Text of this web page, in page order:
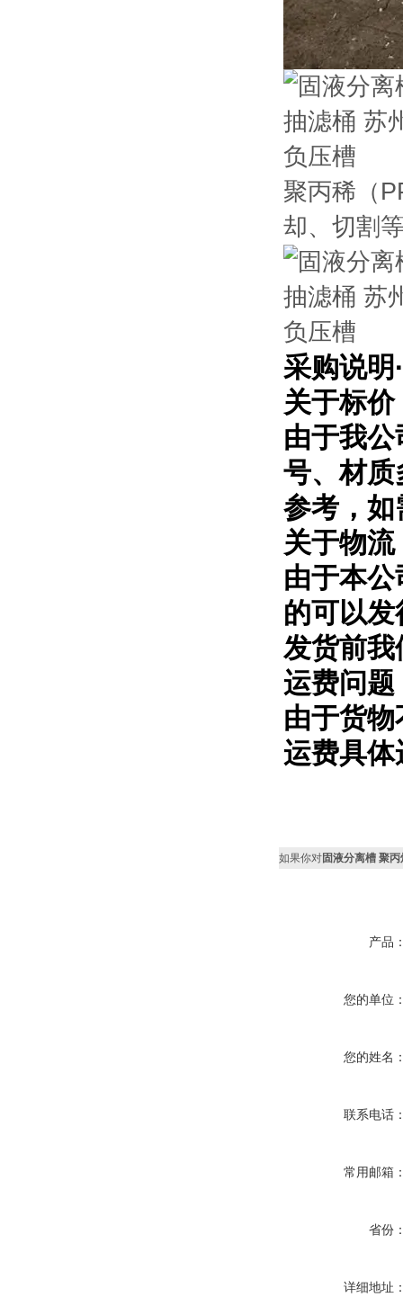
聚丙稀（
却、切割
采购说明 ·
关于标价
由于我
号、材
参考，
关于物流
由于本
的可以
发货前
运费问题
由于货
运费具
如果你对固液分离槽 聚
产品
您的单位
您的姓名
联系电话
常用邮箱
省份
详细地址